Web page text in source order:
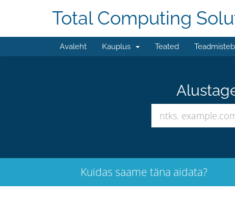
Total Computing
Avaleht Kauplus Teated
Kuidas saame täna aidata?